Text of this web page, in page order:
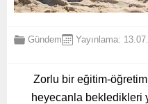
Gündem Yayınlama:
Zorlu bir eğitim-öğretim
heyecanla bekledikleri